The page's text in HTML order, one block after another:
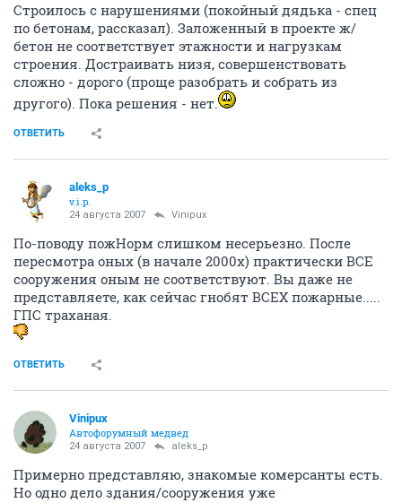
Строилось с нарушениями (покойный дядька - спец
по бетонам, рассказал). Заложенный в проекте ж/
бетон не соответствует этажности и нагрузкам
строения. Достраивать низя, совершенствовать
сложно - дорого (проще разобрать и собрать из
другого). Пока решения - нет.
ОТВЕТИТЬ
aleks_p
v.i.p.
24 августа 2007 Vinipux
По-поводу пожНорм слишком несерьезно. После
пересмотра оных (в начале 2000х) практически ВСЕ
сооружения оным не соответствуют. Вы даже не
представляете, как сейчас гнобят ВСЕХ пожарные.....
ГПС траханая.
ОТВЕТИТЬ
Vinipux
Автофорумный медвед
24 августа 2007 aleks_p
Примерно представляю, знакомые комерсанты есть.
Но одно дело здания/сооружения уже